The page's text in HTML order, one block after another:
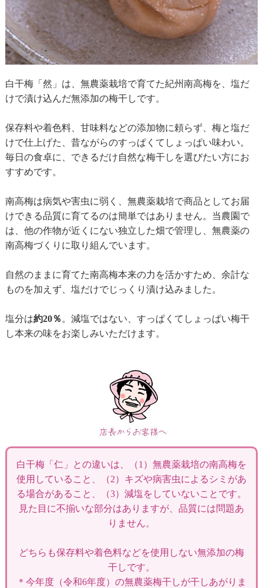
白干梅「然」は、無農薬栽培で育てた紀州南高梅を、塩だ
けで漬け込んだ無添加の梅干しです。
保存料や着色料、甘味料などの添加物に頼らず、梅と塩だ
けで仕上げた、昔ながらのすっぱくてしょっぱい味わい。
毎日の食卓に、できるだけ自然な梅干しを選びたい方にお
すすめです。
南高梅は病気や害虫に弱く、無農薬栽培で商品としてお届
けできる品質に育てるのは簡単ではありません。当農園で
は、他の作物が近くにない独立した畑で管理し、無農薬の
南高梅づくりに取り組んでいます。
自然のままに育てた南高梅本来の力を活かすため、余計な
ものを加えず、塩だけでじっくり漬け込みました。
塩分は約20％ 。減塩ではない、すっぱくてしょっぱい梅干
し本来の味をお楽しみいただけます。
白干梅「仁」との違いは、（1）無農薬栽培の南高梅を
使用していること、（2）キズや病害虫によるシミがあ
る場合があること、（3）減塩をしていないことです。
見た目に不揃いな部分はありますが、品質には問題あ
りません。
どちらも保存料や着色料などを使用しない無添加の梅
干しです。
＊今年度（令和6年度）の無農薬梅干しが干しあがりま